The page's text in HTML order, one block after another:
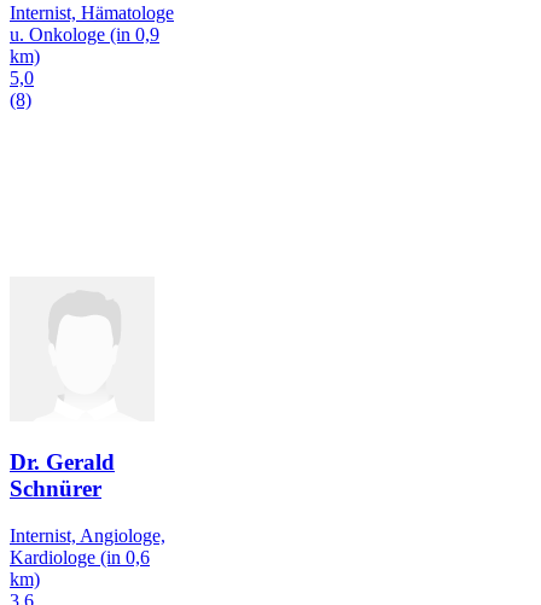
Internist, Hämatologe
u. Onkologe (in 0,9
km)
5,0
(8)
Dr. Gerald
Schnürer
Internist, Angiologe,
Kardiologe (in 0,6
km)
3,6